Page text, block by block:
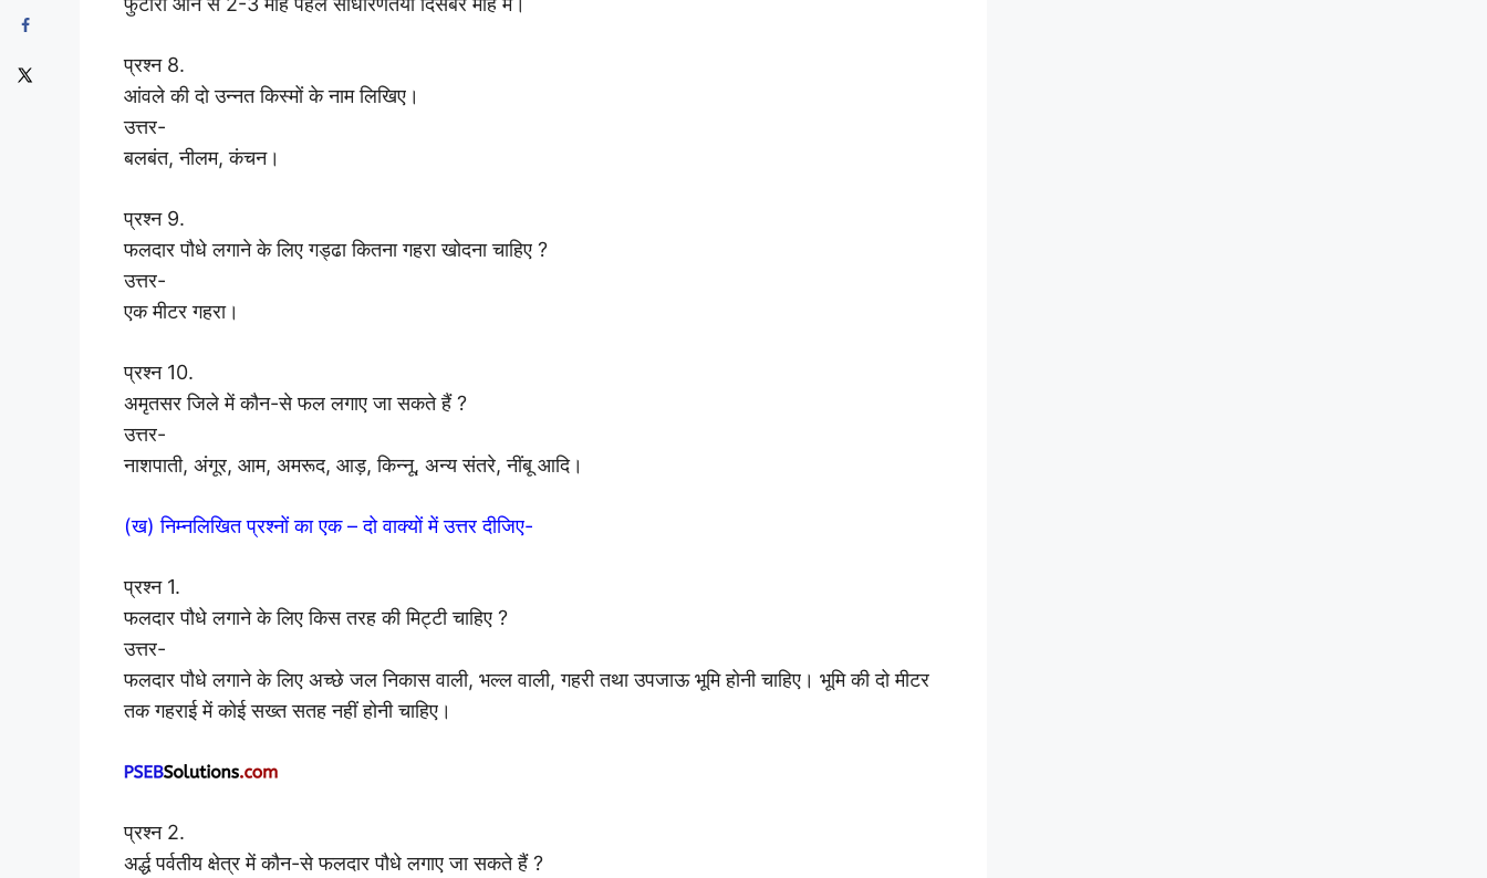
प्रश्न 8.
आंवले की दो उन्नत किस्मों के नाम लिखिए।
उत्तर-
बलबंत, नीलम, कंचन।
प्रश्न 9.
फलदार पौधे लगाने के लिए गड्ढा कितना गहरा खोदना चाहिए ?
उत्तर-
एक मीटर गहरा।
प्रश्न 10.
अमृतसर जिले में कौन-से फल लगाए जा सकते हैं ?
उत्तर-
नाशपाती, अंगूर, आम, अमरूद, आड़, किन्नू, अन्य संतरे, नींबू आदि।
(ख) निम्नलिखित प्रश्नों का एक – दो वाक्यों में उत्तर दीजिए-
प्रश्न 1.
फलदार पौधे लगाने के लिए किस तरह की मिट्टी चाहिए ?
उत्तर-
फलदार पौधे लगाने के लिए अच्छे जल निकास वाली, भल्ल वाली, गहरी तथा उपजाऊ भूमि होनी चाहिए। भूमि की दो मीटर
तक गहराई में कोई सख्त सतह नहीं होनी चाहिए।
प्रश्न 2.
अर्द्ध पर्वतीय क्षेत्र में कौन-से फलदार पौधे लगाए जा सकते हैं ?